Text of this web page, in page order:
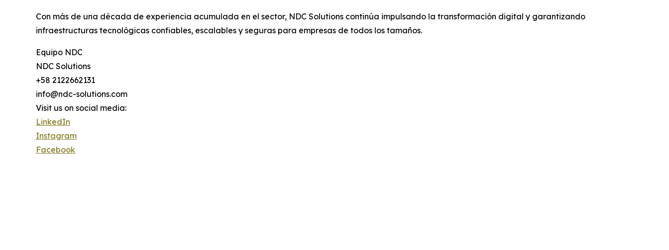
Con más de una década de experiencia acumulada en el sector, NDC Solutions continúa impulsando la transformación digital y garantizando
infraestructuras tecnológicas confiables, escalables y seguras para empresas de todos los tamaños.
Equipo NDC
NDC Solutions
+58 2122662131
info@ndc-solutions.com
Visit us on social media:
LinkedIn
Instagram
Facebook